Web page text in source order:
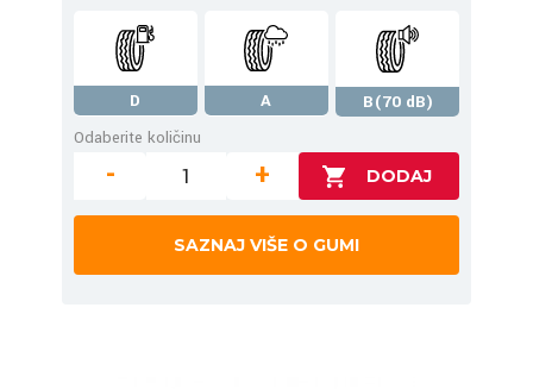
D A
B(70 dB)
Odaberite količinu
- +
SAZNAJ VIŠE O GUMI